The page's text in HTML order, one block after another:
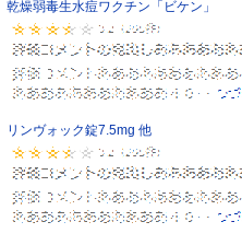
乾燥弱毒生水痘ワクチン「ビケン」
リンヴォック錠7.5mg 他